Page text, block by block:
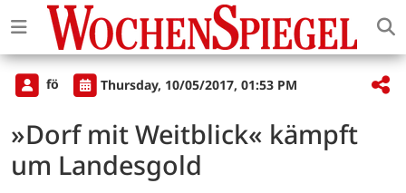
fö Thursday, 10/05/2017, 01:53 PM
»Dorf mit Weitblick« kämpft
um Landesgold